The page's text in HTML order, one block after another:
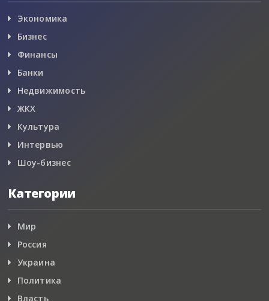
Экономика
Бизнес
Финансы
Банки
Недвижимость
ЖКХ
Культура
Интервью
Шоу-бизнес
Категории
Мир
Россия
Украина
Политика
Власть